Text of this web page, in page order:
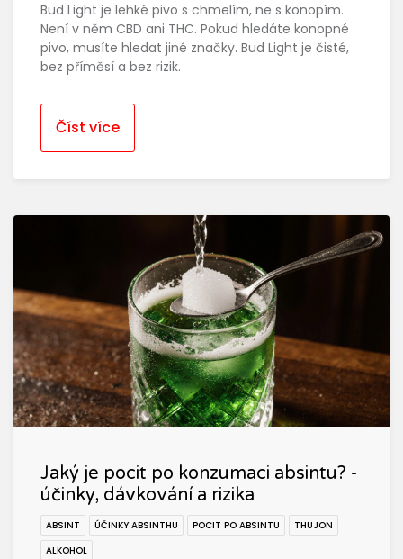
Bud Light je lehké pivo s chmelím, ne s konopím.
Není v něm CBD ani THC. Pokud hledáte konopné
pivo, musíte hledat jiné značky. Bud Light je čisté,
bez příměsí a bez rizik.
Číst více
Jaký je pocit po konzumaci absintu? -
účinky, dávkování a rizika
ABSINT ÚČINKY ABSINTHU POCIT PO ABSINTU
THUJON
ALKOHOL